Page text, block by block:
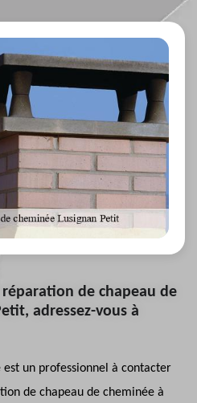
de chapeau de
adressez-vous à
est un professionnel à contacter
de chapeau de cheminée à